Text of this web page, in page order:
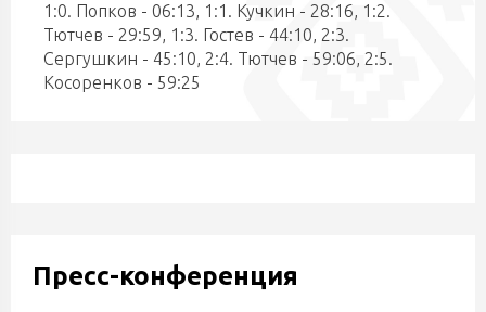
1:0. Попков - 06:13, 1:1. Кучкин - 28:16, 1:2.
Тютчев - 29:59, 1:3. Гостев - 44:10, 2:3.
Сергушкин - 45:10, 2:4. Тютчев - 59:06, 2:5.
Косоренков - 59:25
Пресс-конференция